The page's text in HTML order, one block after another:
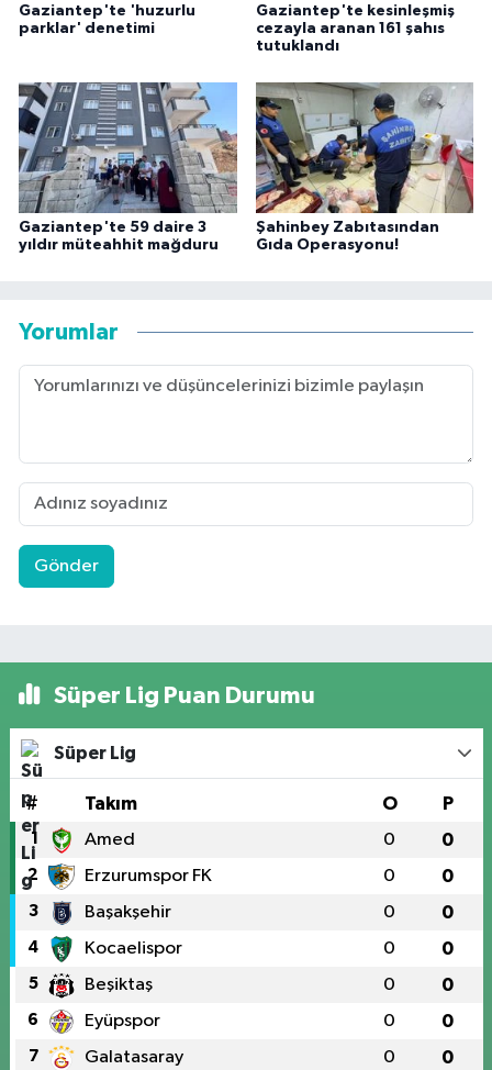
Gaziantep'te 'huzurlu
parklar' denetimi
Gaziantep'te kesinleşmiş
cezayla aranan 161 şahıs
tutuklandı
Gaziantep'te 59 daire 3
yıldır müteahhit mağduru
Şahinbey Zabıtasından
Gıda Operasyonu!
Yorumlar
Gönder
Süper Lig Puan Durumu
Süper Lig
# Takım O P
1 Amed 0 0
2 Erzurumspor FK 0 0
3 Başakşehir 0 0
4 Kocaelispor 0 0
5 Beşiktaş 0 0
6 Eyüpspor 0 0
7 Galatasaray 0 0